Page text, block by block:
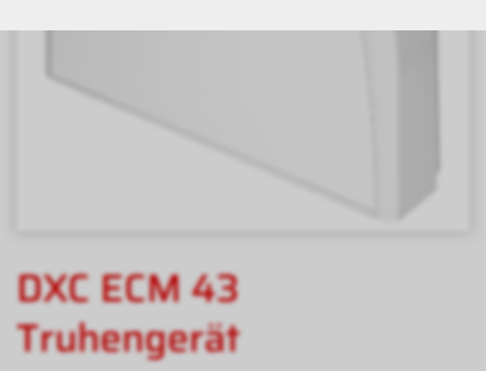
DXC ECM 43
Truhengerät